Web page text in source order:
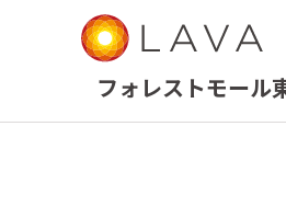
フォレストモール